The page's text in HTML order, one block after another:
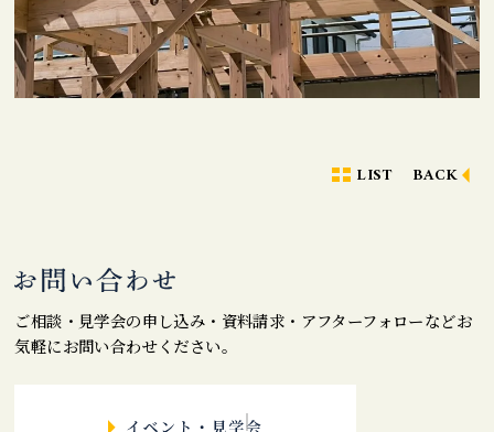
LIST BACK
ご相談・見学会の申し込み・資料請求・アフターフォローなどお
気軽にお問い合わせください。